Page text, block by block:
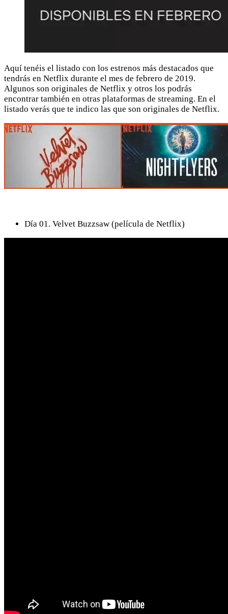
Aquí tenéis el listado con los estrenos más destacados que
tendrás en Netflix durante el mes de febrero de 2019.
Algunos son originales de Netflix y otros los podrás
encontrar también en otras plataformas de streaming. En el
listado verás que te indico las que son originales de Netflix.
Día 01. Velvet Buzzsaw (película de Netflix)